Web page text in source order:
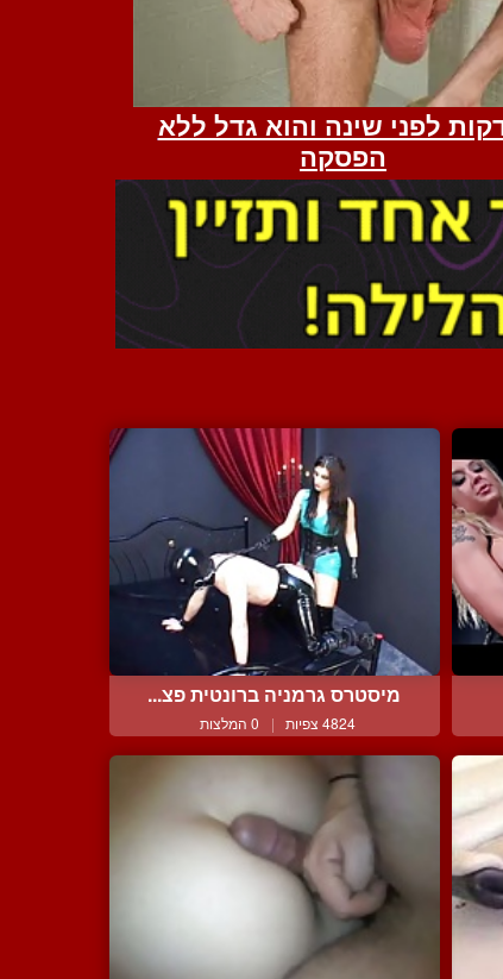
מיסטרס גרמניה ברונטית פצ...
4824 צפיות | 0 המלצות